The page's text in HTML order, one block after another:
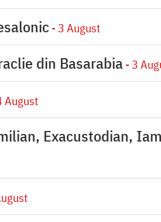
- 3 August
din Basarabia- 3
August
Exacustodian,